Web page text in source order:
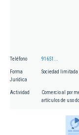
Teléfono 91651...
Forma
Jurídica
Sociedad limitada
Actividad
Comercio al por
artículos de uso